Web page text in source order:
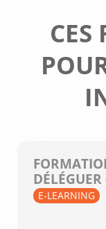
CES
E-LEARNING